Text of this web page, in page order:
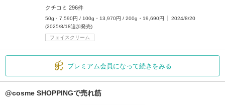
クチコミ 296件
50g・7,590円 / 100g・13,970円 / 200g・19,690円
2024/8/20
(2025/8/18追加発売)
フェイスクリーム
プレミアム会員になって続きをみる
@cosme SHOPPINGで売れ筋